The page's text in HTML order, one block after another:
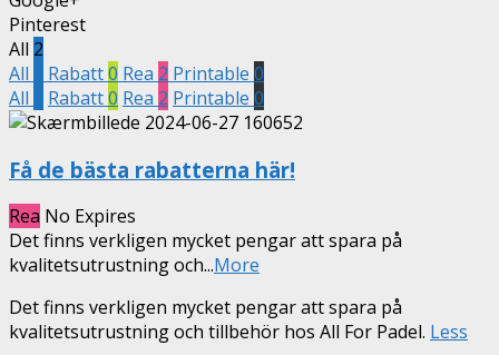
Pinterest
All 2
All
Rabatt0 Rea 2 Printable 0
All
Rabatt0 Rea 2 Printable 0
Få de bästa rabatterna här!
Rea No Expires
Det finns verkligen mycket pengar att spara på
kvalitetsutrustning och...More
Det finns verkligen mycket pengar att spara på
kvalitetsutrustning och tillbehör hos All For Padel. Less